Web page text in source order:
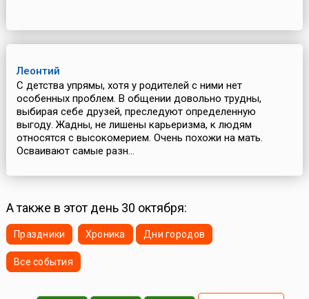
Леонтий
С детства упрямы, хотя у родителей с ними нет
особенных проблем. В общении довольно трудны,
выбирая себе друзей, преследуют определенную
выгоду. Жадны, не лишены карьеризма, к людям
относятся с высокомерием. Очень похожи на мать.
Осваивают самые разн...
А также в этот день 30 октября:
Праздники Хроника Дни городов
Все события